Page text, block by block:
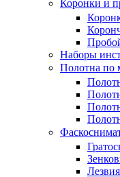
Коронки и
Наборы
Полотна по
Лезвия